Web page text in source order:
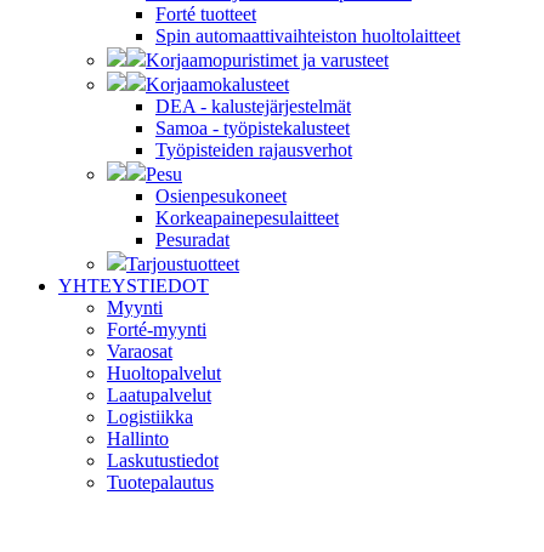
Forté tuotteet
Spin automaattivaihteiston huoltolaitteet
Korjaamopuristimet ja varusteet
Korjaamokalusteet
DEA - kalustejärjestelmät
Samoa - työpistekalusteet
Työpisteiden rajausverhot
Pesu
Osienpesukoneet
Korkeapainepesulaitteet
Pesuradat
Tarjoustuotteet
YHTEYSTIEDOT
Myynti
Forté-myynti
Varaosat
Huoltopalvelut
Laatupalvelut
Logistiikka
Hallinto
Laskutustiedot
Tuotepalautus